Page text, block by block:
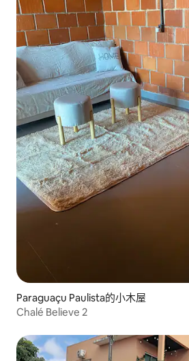
Paraguaçu Paulista的小木屋
Chalé Believe 2